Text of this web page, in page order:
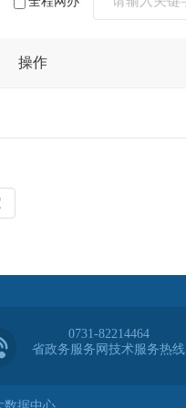
0731-82214464
省政务服务网技术服务热线